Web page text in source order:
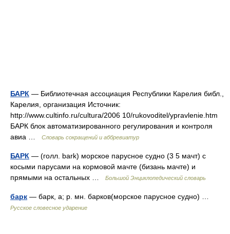
БАРК — Библиотечная ассоциация Республики Карелия библ.,
Карелия, организация Источник:
http://www.cultinfo.ru/cultura/2006 10/rukovoditel/ypravlenie.htm
БАРК блок автоматизированного регулирования и контроля
авиа …
Словарь сокращений и аббревиатур
БАРК — (голл. bark) морское парусное судно (3 5 мачт) с
косыми парусами на кормовой мачте (бизань мачте) и
прямыми на остальных …
Большой Энциклопедический словарь
барк — барк, а; р. мн. барков(морское парусное судно) …
Русское словесное ударение